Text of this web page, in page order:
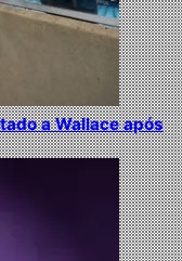
a Wallace após